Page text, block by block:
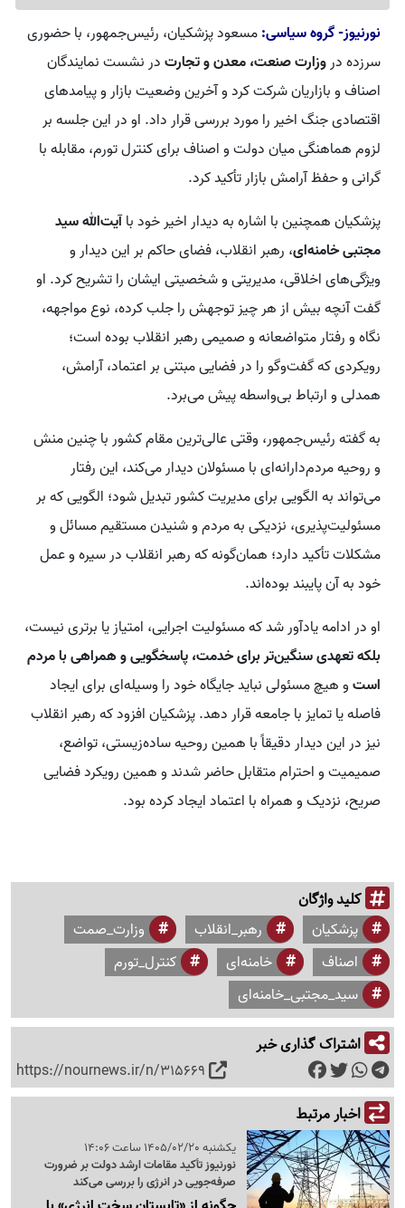
نورنیوز- گروه سیاسی:مسعود پزشکیان، رئیس‌جمهور، با حضوری
سرزده دروزارت صنعت، معدن و تجارتدر نشست نمایندگان
اصناف و بازاریان شرکت کرد و آخرین وضعیت بازار و پیامدهای
اقتصادی جنگ اخیر را مورد بررسی قرار داد. او در این جلسه بر
لزوم هماهنگی میان دولت و اصناف برای کنترل تورم، مقابله با
گرانی و حفظ آرامش بازار تأکید کرد.
پزشکیان همچنین با اشاره به دیدار اخیر خود باآیت‌الله سید
مجتبی خامنه‌ای، رهبر انقلاب، فضای حاکم بر این دیدار و
ویژگی‌های اخلاقی، مدیریتی و شخصیتی ایشان را تشریح کرد. او
گفت آنچه بیش از هر چیز توجهش را جلب کرده، نوع مواجهه،
نگاه و رفتار متواضعانه و صمیمی رهبر انقلاب بوده است؛
رویکردی که گفت‌وگو را در فضایی مبتنی بر اعتماد، آرامش،
همدلی و ارتباط بی‌واسطه پیش می‌برد.
به گفته رئیس‌جمهور، وقتی عالی‌ترین مقام کشور با چنین منش
و روحیه مردم‌دارانه‌ای با مسئولان دیدار می‌کند، این رفتار
می‌تواند به الگویی برای مدیریت کشور تبدیل شود؛ الگویی که بر
مسئولیت‌پذیری، نزدیکی به مردم و شنیدن مستقیم مسائل و
مشکلات تأکید دارد؛ همان‌گونه که رهبر انقلاب در سیره و عمل
خود به آن پایبند بوده‌اند.
او در ادامه یادآور شد که مسئولیت اجرایی، امتیاز یا برتری نیست،
بلکه تعهدی سنگین‌تر برای خدمت، پاسخگویی و همراهی با مردم
استو هیچ مسئولی نباید جایگاه خود را وسیله‌ای برای ایجاد
فاصله یا تمایز با جامعه قرار دهد. پزشکیان افزود که رهبر انقلاب
نیز در این دیدار دقیقاً با همین روحیه ساده‌زیستی، تواضع،
صمیمیت و احترام متقابل حاضر شدند و همین رویکرد فضایی
صریح، نزدیک و همراه با اعتماد ایجاد کرده بود.
کلید واژگان
پزشکیان رهبر_انقلاب
وزارت_صمت
اصناف
خامنه‌ای
کنترل_تورم
سید_مجتبی_خامنه‌ای
اشتراک گذاری خبر
https://nournews.ir/n/315669
اخبار مرتبط
یکشنبه 1405/02/20 ساعت 14:06
نورنیوز تأکید مقامات ارشد دولت بر ضرورت
صرفه‌جویی در انرژی را بررسی می‌کند